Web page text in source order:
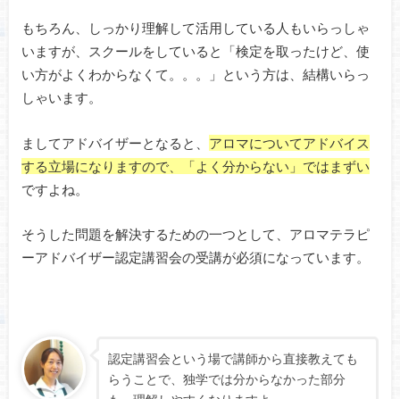
もちろん、しっかり理解して活用している人もいらっしゃ
いますが、スクールをしていると「検定を取ったけど、使
い方がよくわからなくて。。。」という方は、結構いらっ
しゃいます。
ましてアドバイザーとなると、 アロマについてアドバイス
する立場になりますので、「よく分からない」ではまずい
ですよね。
そうした問題を解決するための一つとして、アロマテラピ
ーアドバイザー認定講習会の受講が必須になっています。
認定講習会という場で講師から直接教えても
らうことで、独学では分からなかった部分